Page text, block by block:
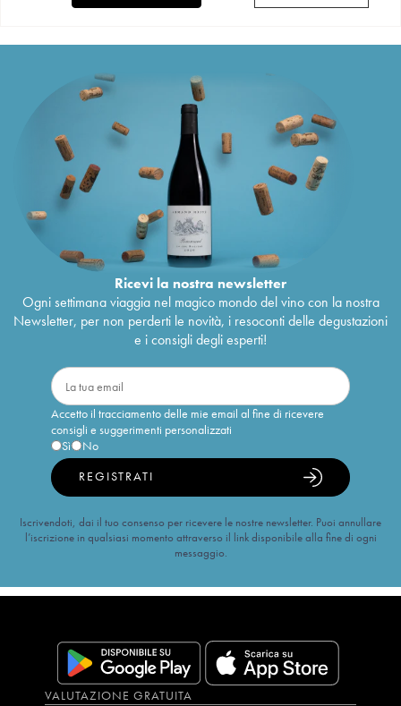
Ricevi la nostra newsletter
Ogni settimana viaggia nel magico mondo del vino con la nostra
Newsletter, per non perderti le novità, i resoconti delle degustazioni
e i consigli degli esperti!
Accetto il tracciamento delle mie email al fine di ricevere
consigli e suggerimenti personalizzati
Sì
No
REGISTRATI
Iscrivendoti, dai il tuo consenso per ricevere le nostre newsletter. Puoi annullare
l’iscrizione in qualsiasi momento attraverso il link disponibile alla fine di ogni
messaggio.
VALUTAZIONE GRATUITA